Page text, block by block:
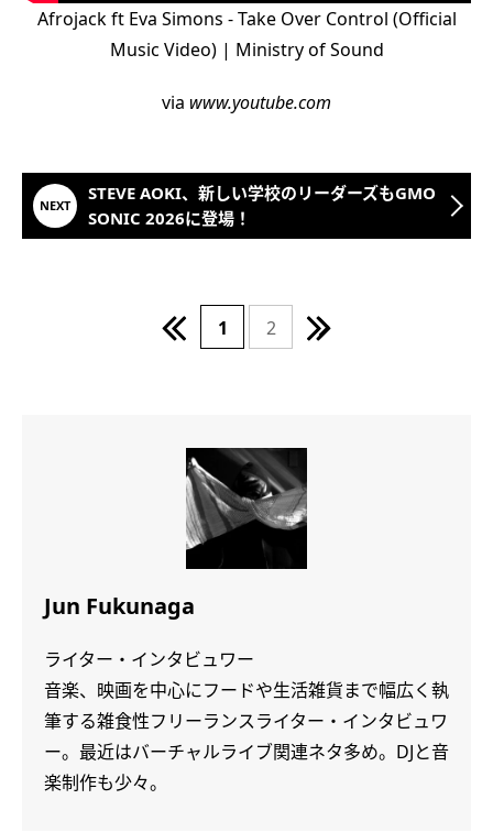
Afrojack ft Eva Simons - Take Over Control (Official
Music Video) | Ministry of Sound
via www.youtube.com
STEVE AOKI、新しい学校のリーダーズもGMO
SONIC 2026に登場！
1 2
Jun Fukunaga
ライター・インタビュワー
音楽、映画を中心にフードや生活雑貨まで幅広く執
筆する雑食性フリーランスライター・インタビュワ
ー。最近はバーチャルライブ関連ネタ多め。DJと音
楽制作も少々。